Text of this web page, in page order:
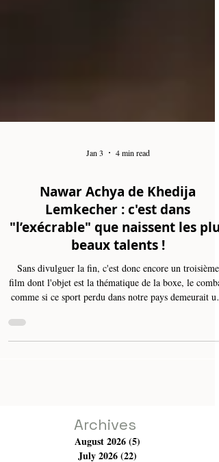
Nawar Achya de Khedija
"l’exécrable" que naissent les plus
beaux talents !
Sans divulguer la fin, c'est donc encore un troisième
film dont l'objet est la thématique de la boxe, le
comme si ce sport perdu dans notre pays demeurait une
relief les talents que l'on peut trouver dans les quartiers
dits difficiles et marginaux qui